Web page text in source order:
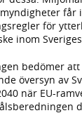
får
för
inom
bedömer
översyn av
när EU-